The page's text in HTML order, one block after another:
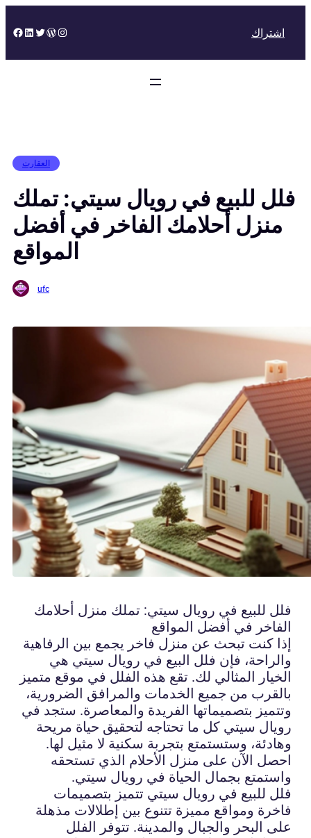
to
Facebook
LinkedIn
Twitter
WordPress
Instagram اشتراك
العقارت
فلل للبيع في رويال سيتي: تملك
منزل أحلامك الفاخر في أفضل
المواقع
ufc
فلل للبيع في رويال سيتي: تملك منزل أحلامك
الفاخر في أفضل المواقع
إذا كنت تبحث عن منزل فاخر يجمع بين الرفاهية
والراحة، فإن فلل البيع في رويال سيتي هي
الخيار المثالي لك. تقع هذه الفلل في موقع متميز
بالقرب من جميع الخدمات والمرافق الضرورية،
وتتميز بتصميماتها الفريدة والمعاصرة. ستجد في
رويال سيتي كل ما تحتاجه لتحقيق حياة مريحة
وهادئة، وستستمتع بتجربة سكنية لا مثيل لها.
احصل الآن على منزل الأحلام الذي تستحقه
واستمتع بجمال الحياة في رويال سيتي.
فلل للبيع في رويال سيتي تتميز بتصميمات
فاخرة ومواقع مميزة تتنوع بين إطلالات مذهلة
على البحر والجبال والمدينة. تتوفر الفلل